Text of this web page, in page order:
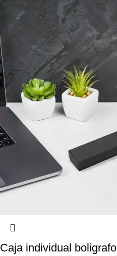
Caja individual boligrafo